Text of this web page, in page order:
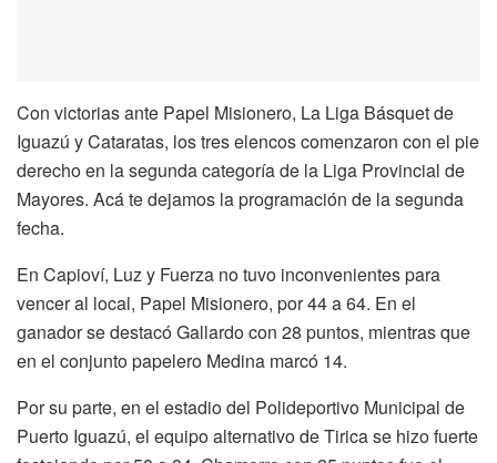
Con victorias ante Papel Misionero, La Liga Básquet de
Iguazú y Cataratas, los tres elencos comenzaron con el pie
derecho en la segunda categoría de la Liga Provincial de
Mayores. Acá te dejamos la programación de la segunda
fecha.
En Capioví, Luz y Fuerza no tuvo inconvenientes para
vencer al local, Papel Misionero, por 44 a 64. En el
ganador se destacó Gallardo con 28 puntos, mientras que
en el conjunto papelero Medina marcó 14.
Por su parte, en el estadio del Polideportivo Municipal de
Puerto Iguazú, el equipo alternativo de Tirica se hizo fuerte